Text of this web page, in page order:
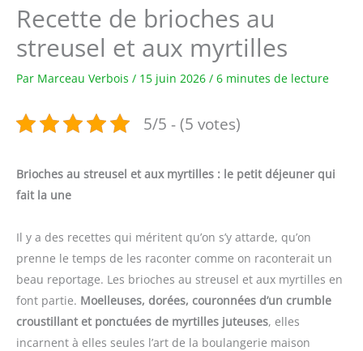
Recette de brioches au
streusel et aux myrtilles
Par Marceau Verbois / 15 juin 2026 / 6 minutes de lecture
5/5 - (5 votes)
Brioches au streusel et aux myrtilles : le petit déjeuner qui
fait la une
Il y a des recettes qui méritent qu’on s’y attarde, qu’on
prenne le temps de les raconter comme on raconterait un
beau reportage. Les brioches au streusel et aux myrtilles en
font partie. Moelleuses, dorées, couronnées d’un crumble
croustillant et ponctuées de myrtilles juteuses, elles
incarnent à elles seules l’art de la boulangerie maison